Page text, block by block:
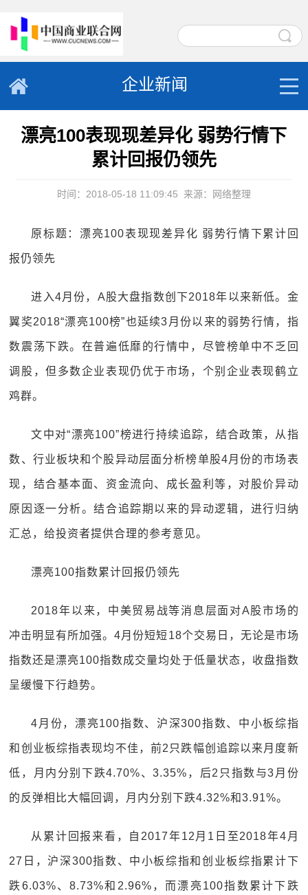
企业新闻
漂亮100表现现差异化 弱势行情下
累计回报仍领先
时间：2018-05-18 11:09:45 来源：网络整理
原标题：漂亮100表现现差异化 弱势行情下累计回
报仍领先
进入4月份，A股大盘指数创下2018年以来新低。金
翼奖2018“漂亮100榜”也延续3月份以来的弱势行情，指
数震荡下跌。在普遍低靡的行情中，尽管榜单中不乏回
调股，但多数企业表现仍优于市场，个别企业表现鹤立
鸡群。
文中对“漂亮100”榜进行持续追踪，结合政策，从指
数、行业板块和个股异动层面分析榜单股4月份的市场表
现，结合基本面、资金流向、成长盈利等，对股价异动
原因逐一分析。结合追踪期以来的异动逻辑，进行归纳
汇总，给投资者提供合理的参考意见。
漂亮100指数累计回报仍领先
2018年以来，中美贸易战等消息层面对A股市场的
冲击明显有所加强。4月份短短18个交易日，无论是市场
指数还是漂亮100指数成交量均处于低量状态，收盘指数
呈缓慢下行趋势。
4月份，漂亮100指数、沪深300指数、中小板综指
和创业板综指表现均不佳，前2只跌幅创追踪以来月度新
低，月内分别下跌4.70%、3.35%，后2只指数与3月份
的反弹相比大幅回调，月内分别下跌4.32%和3.91%。
从累计回报来看，自2017年12月1日至2018年4月
27日，沪深300指数、中小板综指和创业板综指累计下
跌6.03%、8.73%和2.96%，而漂亮100指数累计下跌